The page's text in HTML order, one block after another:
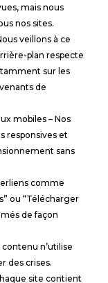
mais nous
nos sites.
veillons à ce
plan respecte
sur les
de
mobiles – Nos
responsives et
sans
comme
ou “Télécharger
de façon
n’utilise
des crises.
site contient